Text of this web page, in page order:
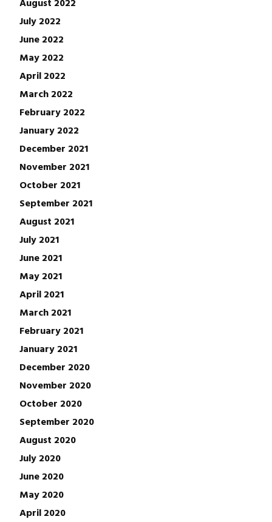
July 2022
June 2022
May 2022
April 2022
March 2022
February 2022
January 2022
December 2021
November 2021
October 2021
September 2021
August 2021
July 2021
June 2021
May 2021
April 2021
March 2021
February 2021
January 2021
December 2020
November 2020
October 2020
September 2020
August 2020
July 2020
June 2020
May 2020
April 2020